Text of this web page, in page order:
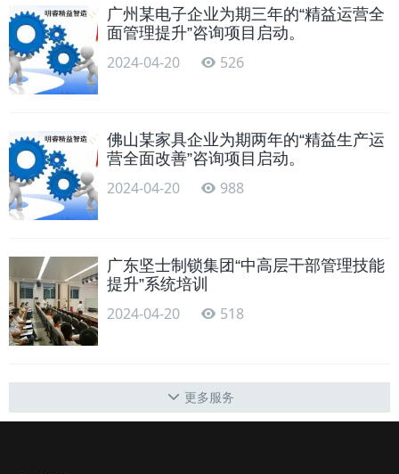
广州某电子企业为期三年的“精益运营全
面管理提升”咨询项目启动。
2024-04-20 526
佛山某家具企业为期两年的“精益生产运
营全面改善”咨询项目启动。
2024-04-20 988
广东坚士制锁集团“中高层干部管理技能
提升”系统培训
2024-04-20 518
更多服务